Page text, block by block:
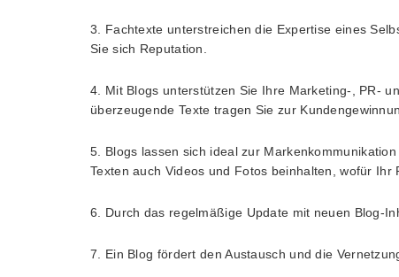
3. Fachtexte unterstreichen die Expertise eines
Sie sich Reputation.
4. Mit Blogs unterstützen Sie Ihre Marketing-, PR-
überzeugende Texte tragen Sie zur
5. Blogs lassen sich ideal zur
Texten auch Videos und Fotos beinhalten, wofür Ihr
6. Durch das regelmäßige Update mit neuen Blog-
7. Ein Blog fördert den Austausch und die